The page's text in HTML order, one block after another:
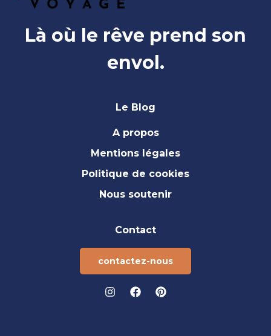
Là où le rêve prend son
envol.
Le Blog
A propos
Mentions légales
Politique de cookies
Nous soutenir
Contact
contactez-nous